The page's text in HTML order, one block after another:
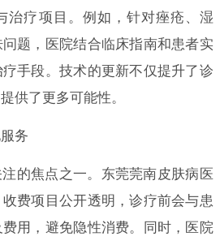
治疗项目。例如，针对痤疮、湿
题，医院结合临床指南和患者实
手段。技术的更新不仅提升了诊
供了更多可能性。
务
的焦点之一。东莞莞南皮肤病医
费项目公开透明，诊疗前会与患
用，避免隐性消费。同时，医院